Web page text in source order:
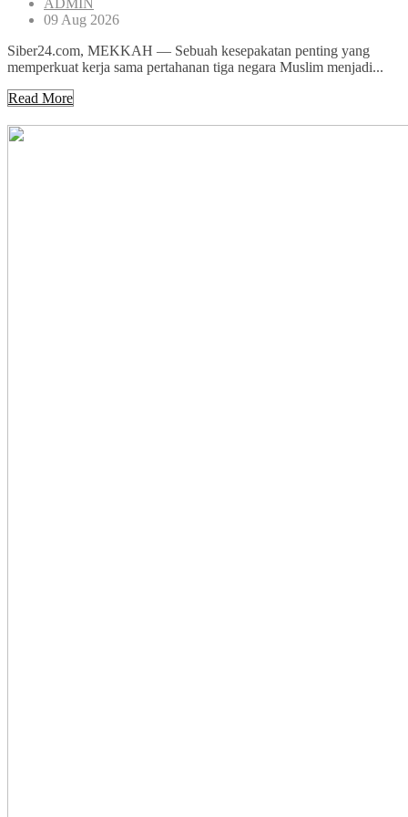
09 Aug 2026
Siber24.com, MEKKAH — Sebuah kesepakatan penting yang
memperkuat kerja sama pertahanan tiga negara Muslim menjadi...
Read More